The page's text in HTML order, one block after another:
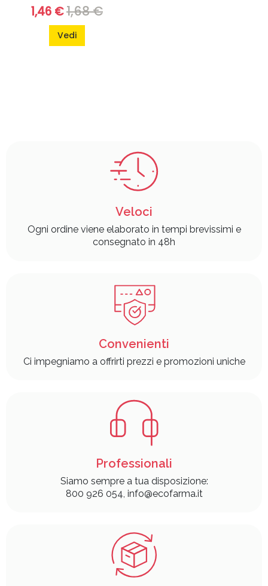
1,46 €1,68 €
Vedi
Veloci
Ogni ordine viene elaborato in tempi brevissimi e
consegnato in 48h
Convenienti
Ci impegniamo a offrirti prezzi e promozioni uniche
Professionali
Siamo sempre a tua disposizione:
800 926 054, info@ecofarma.it